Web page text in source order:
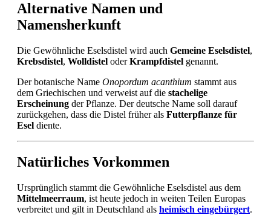
Alternative Namen und
Namensherkunft
Die Gewöhnliche Eselsdistel wird auch Gemeine Eselsdistel,
Krebsdistel, Wolldistel oderKrampfdistel genannt.
Der botanische Name Onopordum acanthium stammt aus
dem Griechischen und verweist auf die stachelige
Erscheinung der Pflanze. Der deutsche Name soll darauf
zurückgehen, dass die Distel früher als Futterpflanze für
Esel diente.
Natürliches Vorkommen
Ursprünglich stammt die Gewöhnliche Eselsdistel aus dem
Mittelmeerraum, ist heute jedoch in weiten Teilen Europas
verbreitet und gilt in Deutschland als heimisch eingebürgert.